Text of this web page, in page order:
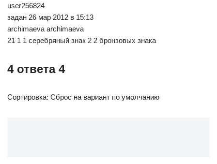
user256824
задан 26 мар 2012 в 15:13
archimaeva archimaeva
21 1 1 серебряный знак 2 2 бронзовых знака
4 ответа 4
Сортировка: Сброс на вариант по умолчанию